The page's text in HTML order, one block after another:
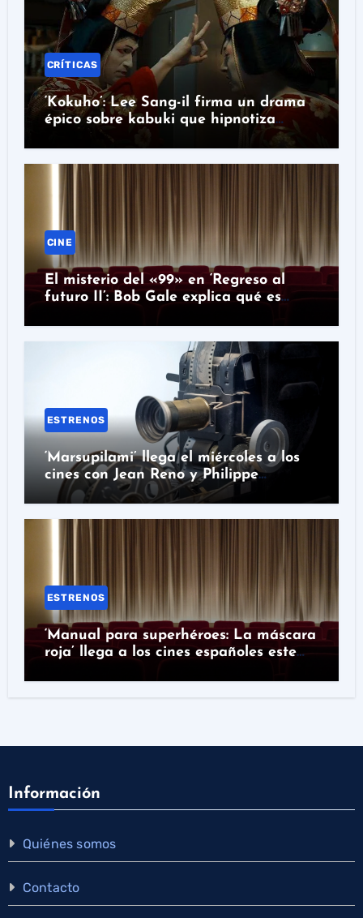
CRÍTICAS
‘Kokuho’: Lee Sang-il firma un drama
épico sobre kabuki que hipnotiza
CINE
El misterio del «99» en ‘Regreso al
futuro II’: Bob Gale explica qué es
ESTRENOS
‘Marsupilami’ llega el miércoles a los
cines con Jean Reno y Philippe
Lacheau
ESTRENOS
‘Manual para superhéroes: La máscara
roja’ llega a los cines españoles este
Información
Quiénes somos
Contacto